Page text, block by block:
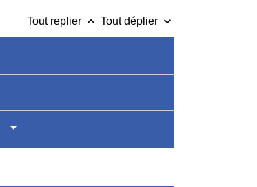
Tout replier keyboard_arrow_up Tout déplier keyboard_arrow_down